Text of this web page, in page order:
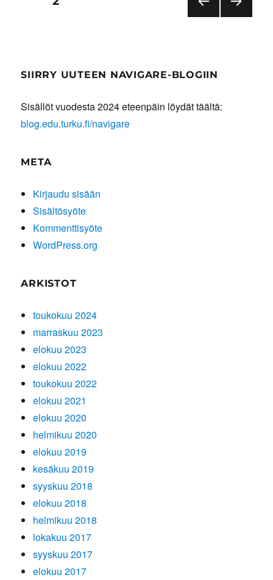
SIIRRY UUTEEN NAVIGARE-BLOGIIN
Sisällöt vuodesta 2024 eteenpäin löydät täältä:
blog.edu.turku.fi/navigare
META
Kirjaudu sisään
Sisältösyöte
Kommenttisyöte
WordPress.org
ARKISTOT
toukokuu 2024
marraskuu 2023
elokuu 2023
elokuu 2022
toukokuu 2022
elokuu 2021
elokuu 2020
helmikuu 2020
elokuu 2019
kesäkuu 2019
syyskuu 2018
elokuu 2018
helmikuu 2018
lokakuu 2017
syyskuu 2017
elokuu 2017